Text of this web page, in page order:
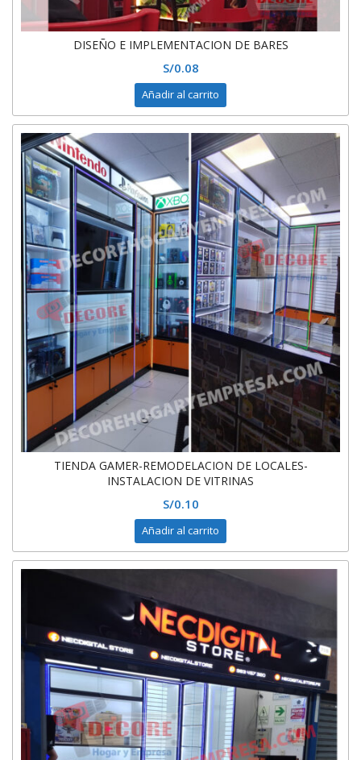
DISEÑO E IMPLEMENTACION DE BARES
S/0.08
Añadir al carrito
TIENDA GAMER-REMODELACION DE LOCALES-
INSTALACION DE VITRINAS
S/0.10
Añadir al carrito